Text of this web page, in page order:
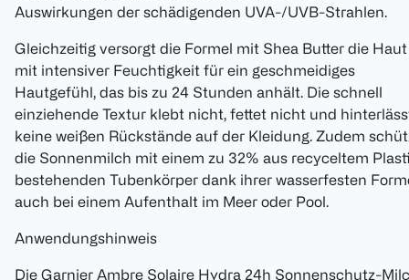
Auswirkungen der schädigenden UVA-/UVB-Strahlen.
Gleichzeitig versorgt die Formel mit Shea Butter die Haut
mit intensiver Feuchtigkeit für ein geschmeidiges
Hautgefühl, das bis zu 24 Stunden anhält. Die schnell
einziehende Textur klebt nicht, fettet nicht und
keine weißen Rückstände auf der Kleidung. Zudem
die Sonnenmilch mit einem zu 32% aus recyceltem
bestehenden Tubenkörper dank ihrer wasserfesten
auch bei einem Aufenthalt im Meer oder Pool.
Anwendungshinweis
Die Garnier Ambre Solaire Hydra 24h Sonnenschutz-